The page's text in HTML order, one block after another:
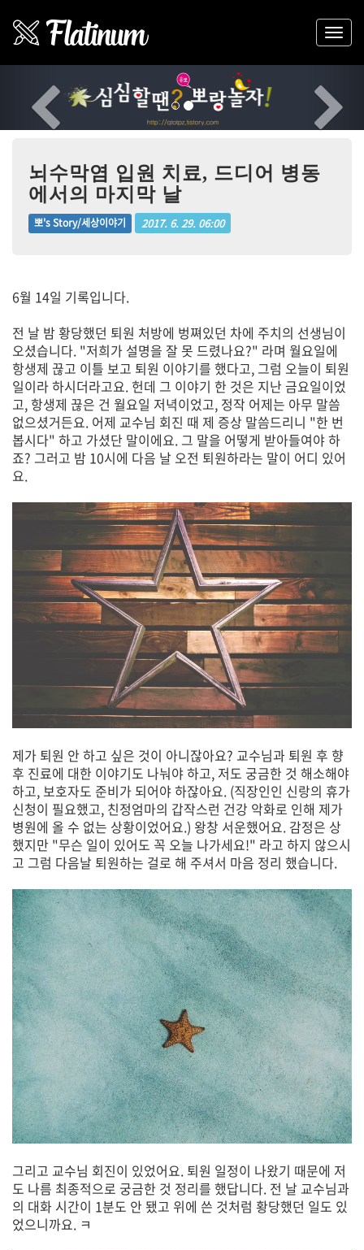
뇌수막염 입원 치료, 드디어 병동
에서의 마지막 날
뽀's Story/세상이야기 2017. 6. 29. 06:00
6월 14일 기록입니다.
전 날 밤 황당했던 퇴원 처방에 벙쪄있던 차에 주치의 선생님이
오셨습니다. "저희가 설명을 잘 못 드렸나요?" 라며 월요일에
항생제 끊고 이틀 보고 퇴원 이야기를 했다고, 그럼 오늘이 퇴원
일이라 하시더라고요. 헌데 그 이야기 한 것은 지난 금요일이었
고, 항생제 끊은 건 월요일 저녁이었고, 정작 어제는 아무 말씀
없으셨거든요. 어제 교수님 회진 때 제 증상 말씀드리니 "한 번
봅시다" 하고 가셨단 말이에요. 그 말을 어떻게 받아들여야 하
죠? 그러고 밤 10시에 다음 날 오전 퇴원하라는 말이 어디 있어
요.
제가 퇴원 안 하고 싶은 것이 아니잖아요? 교수님과 퇴원 후 향
후 진료에 대한 이야기도 나눠야 하고, 저도 궁금한 것 해소해야
하고, 보호자도 준비가 되어야 하잖아요. (직장인인 신랑의 휴가
신청이 필요했고, 친정엄마의 갑작스런 건강 악화로 인해 제가
병원에 올 수 없는 상황이었어요.) 왕창 서운했어요. 감정은 상
했지만 "무슨 일이 있어도 꼭 오늘 나가세요!" 라고 하지 않으시
고 그럼 다음날 퇴원하는 걸로 해 주셔서 마음 정리 했습니다.
그리고 교수님 회진이 있었어요. 퇴원 일정이 나왔기 때문에 저
도 나름 최종적으로 궁금한 것 정리를 했답니다. 전 날 교수님과
의 대화 시간이 1분도 안 됐고 위에 쓴 것처럼 황당했던 일도 있
었으니까요. ㅋ